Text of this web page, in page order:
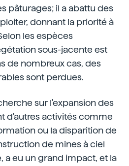
pâturages; il a abattu des
donnant la priorité à
les espèces
sous-jacente est
de nombreux cas, des
sont perdues.
sur l'expansion des
d'autres activités comme
ou la disparition de
de mines à ciel
a eu un grand impact, et la